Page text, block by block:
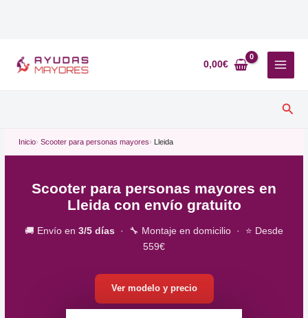
0,00€
Inicio Scooter para personas mayores Lleida
Scooter para personas mayores en
Lleida con envío gratuito
🚚 Envío en 3/5 días · 🔧 Montaje en domicilio · ⭐ Desde
559€
Ver modelo y precio